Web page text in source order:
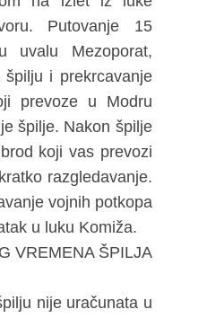
Putovanje 15
uvalu Mezoporat,
i prekrcavanje
prevoze u Modru
špilje. Nakon špilje
koji vas prevozi
razgledavanje.
vojnih potkopa
u luku Komiža.
VREMENA ŠPILJA
nije uračunata u